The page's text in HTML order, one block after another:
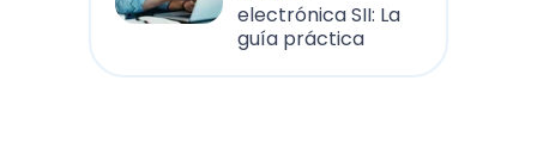
electrónica SII: La
guía práctica